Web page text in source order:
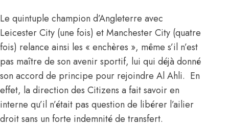
Le quintuple champion d’Angleterre avec
Leicester City (une fois) et Manchester City (quatre
fois) relance ainsi les « enchères », même s’il n’est
pas maître de son avenir sportif, lui qui déjà donné
son accord de principe pour rejoindre Al Ahli. En
effet, la direction des Citizens a fait savoir en
interne qu’il n’était pas question de libérer l’ailier
droit sans un forte indemnité de transfert.